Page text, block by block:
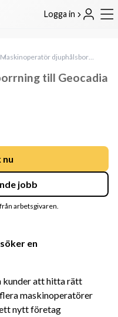
Logga in
Maskinoperatör djuphålsborrning till Geocadia - Västerås
en
kunder att hitta rätt
maskinoperatörer
nytt företag
till Geocadia
nu
jobb
arbetsgivaren.